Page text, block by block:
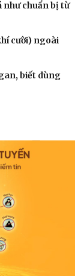
như chuẩn bị từ
cười) ngoài
biết dùng